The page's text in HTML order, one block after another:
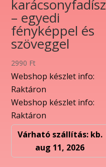
karácsonyfadísz
– egyedi
fényképpel és
szöveggel
2990 Ft
Webshop készlet info:
Raktáron
Webshop készlet info:
Raktáron
Várható szállítás: kb.
aug 11, 2026